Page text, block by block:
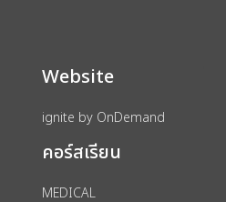
Website
ignite by OnDemand
คอร์สเรียน
MEDICAL